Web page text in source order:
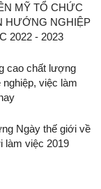
MỸ TỔ CHỨC
HƯỚNG NGHIỆP
2022 - 2023
cao chất lượng
việc làm
Ngày thế giới về
làm việc 2019